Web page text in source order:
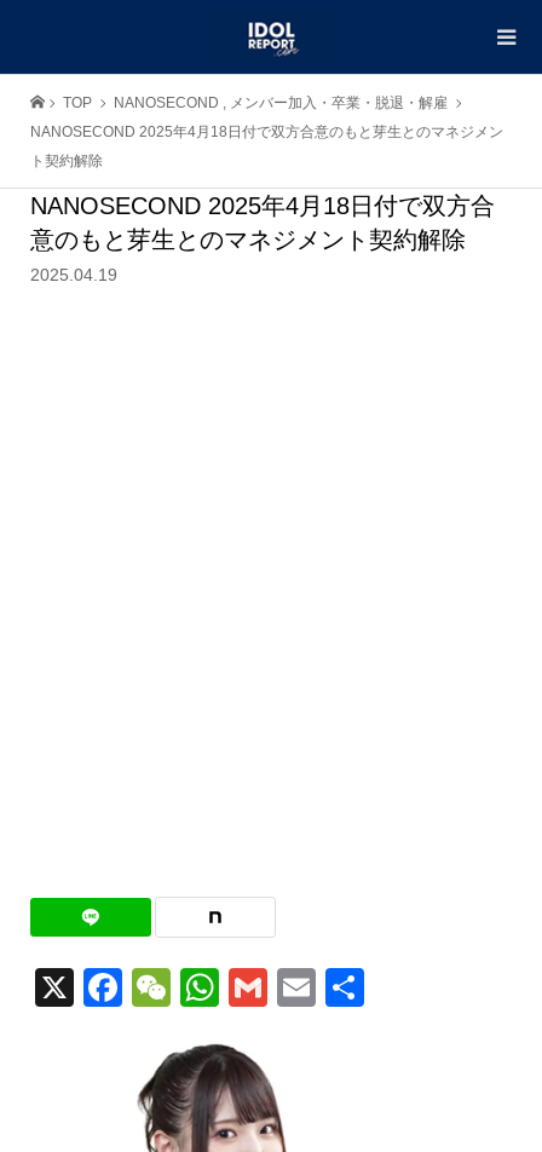
TOP NANOSECOND , メンバー加入・卒業・脱退・解雇
NANOSECOND 2025年4月18日付で双方合意のもと芽生とのマネジメン
ト契約解除
NANOSECOND 2025年4月18日付で双方合
意のもと芽生とのマネジメント契約解除
2025.04.19
X Facebook
WeChat
WhatsApp
GmailEmail